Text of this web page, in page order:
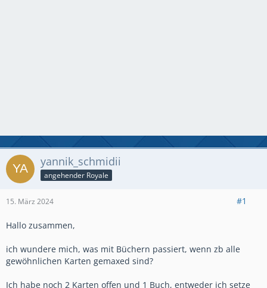
yannik_schmidii
angehender Royale
15. März 2024 #1
Hallo zusammen,
ich wundere mich, was mit Büchern passiert, wenn zb alle
gewöhnlichen Karten gemaxed sind?
Ich habe noch 2 Karten offen und 1 Buch, entweder ich setze